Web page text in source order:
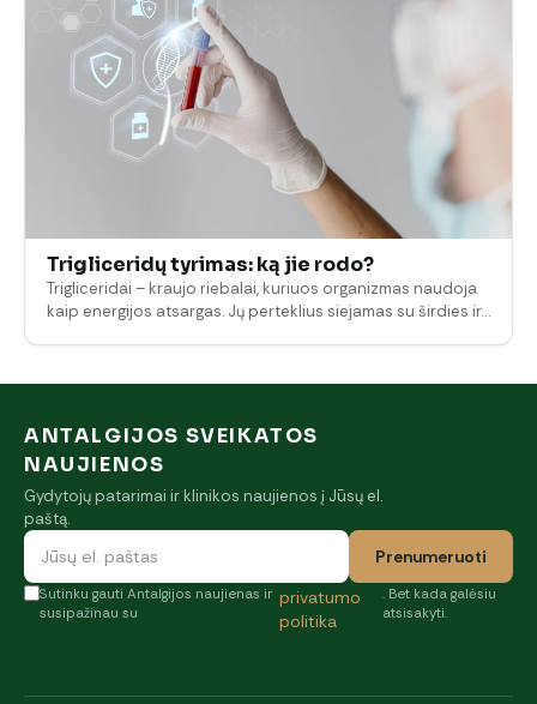
Trigliceridų tyrimas: ką jie rodo?
Trigliceridai – kraujo riebalai, kuriuos organizmas naudoja
kaip energijos atsargas. Jų perteklius siejamas su širdies ir…
ANTALGIJOS SVEIKATOS
NAUJIENOS
Gydytojų patarimai ir klinikos naujienos į Jūsų el.
paštą.
Prenumeruoti
Sutinku gauti Antalgijos naujienas ir
susipažinau su
privatumo
politika
. Bet kada galėsiu
atsisakyti.